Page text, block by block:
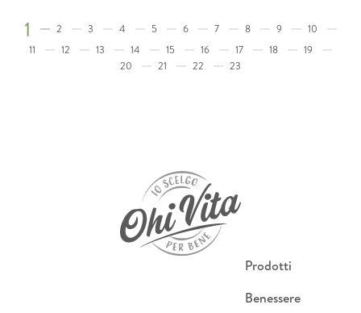
1 2 3 4 5 6 7 8 9
10
11
12 13 14 15 16 17 18
19
20
21 22 23
Prodotti
Benessere